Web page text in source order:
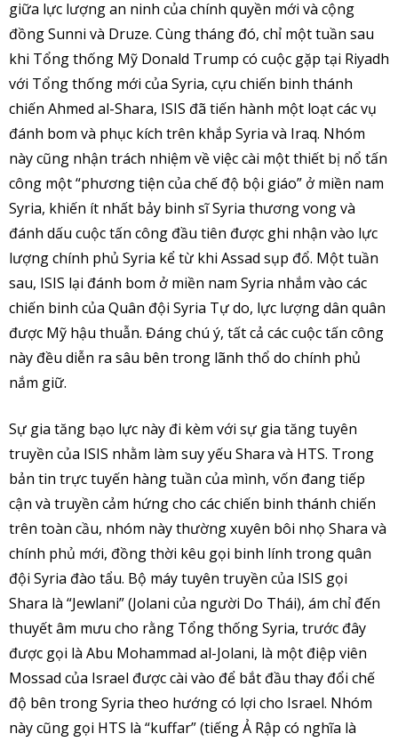
giữa lực lượng an ninh của chính quyền mới và cộng
đồng Sunni và Druze. Cùng tháng đó, chỉ một tuần sau
khi Tổng thống Mỹ Donald Trump có cuộc gặp tại Riyadh
với Tổng thống mới của Syria, cựu chiến binh thánh
chiến Ahmed al-Shara, ISIS đã tiến hành một loạt các vụ
đánh bom và phục kích trên khắp Syria và Iraq. Nhóm
này cũng nhận trách nhiệm về việc cài một thiết bị nổ tấn
công một “phương tiện của chế độ bội giáo” ở miền nam
Syria, khiến ít nhất bảy binh sĩ Syria thương vong và
đánh dấu cuộc tấn công đầu tiên được ghi nhận vào lực
lượng chính phủ Syria kể từ khi Assad sụp đổ. Một tuần
sau, ISIS lại đánh bom ở miền nam Syria nhắm vào các
chiến binh của Quân đội Syria Tự do, lực lượng dân quân
được Mỹ hậu thuẫn. Đáng chú ý, tất cả các cuộc tấn công
này đều diễn ra sâu bên trong lãnh thổ do chính phủ
nắm giữ.
Sự gia tăng bạo lực này đi kèm với sự gia tăng tuyên
truyền của ISIS nhằm làm suy yếu Shara và HTS. Trong
bản tin trực tuyến hàng tuần của mình, vốn đang tiếp
cận và truyền cảm hứng cho các chiến binh thánh chiến
trên toàn cầu, nhóm này thường xuyên bôi nhọ Shara và
chính phủ mới, đồng thời kêu gọi binh lính trong quân
đội Syria đào tẩu. Bộ máy tuyên truyền của ISIS gọi
Shara là “Jewlani” (Jolani của người Do Thái), ám chỉ đến
thuyết âm mưu cho rằng Tổng thống Syria, trước đây
được gọi là Abu Mohammad al-Jolani, là một điệp viên
Mossad của Israel được cài vào để bắt đầu thay đổi chế
độ bên trong Syria theo hướng có lợi cho Israel. Nhóm
này cũng gọi HTS là “kuffar” (tiếng Ả Rập có nghĩa là